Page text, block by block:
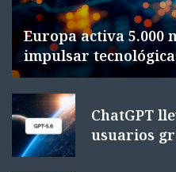
Europa activa 5.000
impulsar
ChatGPT
usuarios